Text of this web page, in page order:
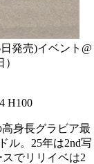
発売)イベント@
H100
身長グラビア最
ル。25年は2nd写
でリリイベは2